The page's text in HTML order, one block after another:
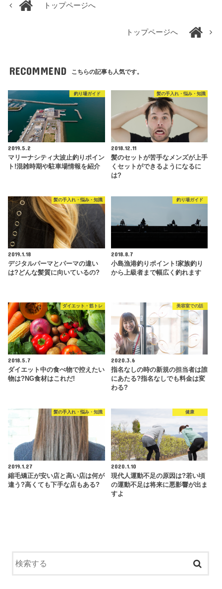
トップページへ
トップページへ
RECOMMEND こちらの記事も人気です。
釣り場ガイド
2019.5.2
マリーナシティ大波止釣りポイン
ト!混雑時期や駐車場情報を紹介
髪の手入れ・悩み・知識
2018.12.11
髪のセットが苦手なメンズが上手
くセットができるようになるに
は?
髪の手入れ・悩み・知識
2019.1.18
デジタルパーマとパーマの違い
は?どんな髪質に向いているの?
釣り場ガイド
2018.8.7
小島漁港釣りポイント!家族釣り
から上級者まで幅広く釣れます
ダイエット・筋トレ
2018.5.7
ダイエット中の食べ物で控えたい
物は?NG食材はこれだ!
美容室での話
2020.3.6
指名なしの時の新規の担当者は誰
にあたる?指名なしでも料金は変
わる?
髪の手入れ・悩み・知識
2019.1.27
縮毛矯正が安い店と高い店は何が
違う?高くても下手な店もある?
健康
2020.1.10
現代人運動不足の原因は?若い頃
の運動不足は将来に悪影響が出ま
すよ